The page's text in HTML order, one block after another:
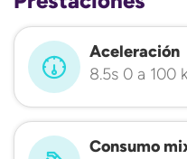
Aceleración
8.5s 0 a 100
Consumo